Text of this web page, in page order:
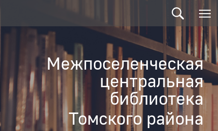
Межпоселенческая
центральная
библиотека
Томского района